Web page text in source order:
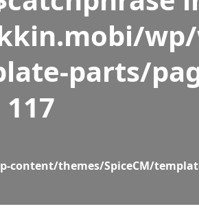
parts/
117
themes/SpiceCM/